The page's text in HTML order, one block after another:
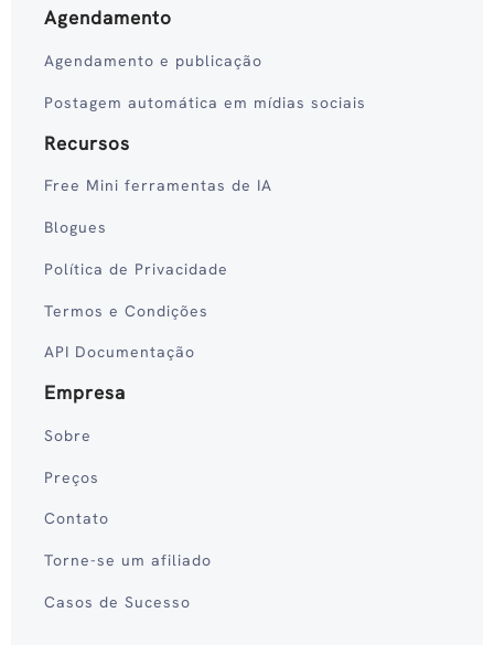
Agendamento
Agendamento e publicação
Postagem automática em mídias sociais
Recursos
Free Mini ferramentas de IA
Blogues
Política de Privacidade
Termos e Condições
API Documentação
Empresa
Sobre
Preços
Contato
Torne-se um afiliado
Casos de Sucesso